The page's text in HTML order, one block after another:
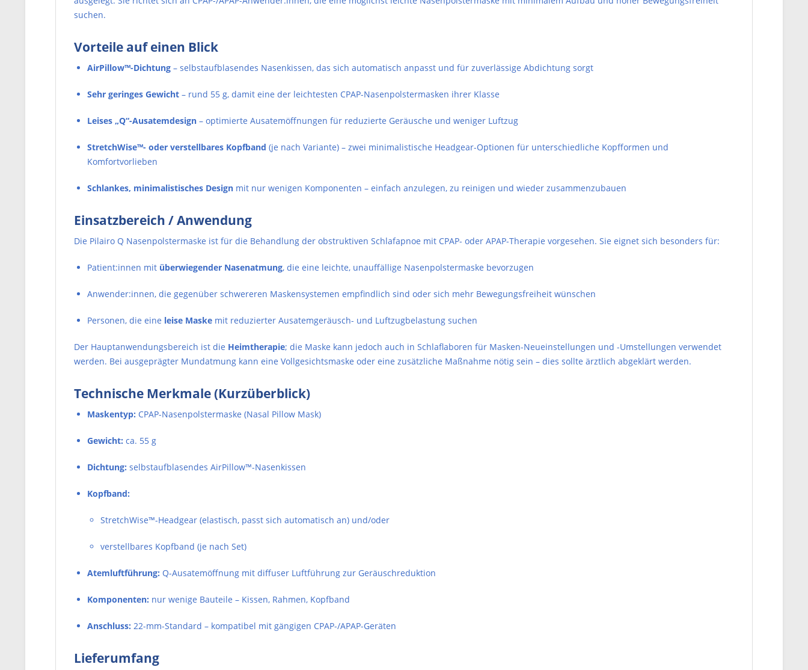
suchen.
Vorteile auf einen Blick
AirPillow™-Dichtung – selbstaufblasendes Nasenkissen, das sich automatisch anpasst und für zuverlässige Abdichtung sorgt
Sehr geringes Gewicht – rund 55 g, damit eine der leichtesten CPAP-Nasenpolstermasken ihrer Klasse
Leises „Q“-Ausatemdesign – optimierte Ausatemöffnungen für reduzierte Geräusche und weniger Luftzug
StretchWise™- oder verstellbares Kopfband (je nach Variante) – zwei minimalistische Headgear-Optionen für unterschiedliche Kopfformen und
Komfortvorlieben
Schlankes, minimalistisches Design mit nur wenigen Komponenten – einfach anzulegen, zu reinigen und wieder zusammenzubauen
Einsatzbereich / Anwendung
Die Pilairo Q Nasenpolstermaske ist für die Behandlung der obstruktiven Schlafapnoe mit CPAP- oder APAP-Therapie vorgesehen. Sie eignet sich besonders für:
Patient:innen mit überwiegender Nasenatmung, die eine leichte, unauffällige Nasenpolstermaske bevorzugen
Anwender:innen, die gegenüber schwereren Maskensystemen empfindlich sind oder sich mehr Bewegungsfreiheit wünschen
Personen, die eine leise Maske mit reduzierter Ausatemgeräusch- und Luftzugbelastung suchen
Der Hauptanwendungsbereich ist die Heimtherapie; die Maske kann jedoch auch in Schlaflaboren für Masken-Neueinstellungen und -Umstellungen verwendet
werden. Bei ausgeprägter Mundatmung kann eine Vollgesichtsmaske oder eine zusätzliche Maßnahme nötig sein – dies sollte ärztlich abgeklärt werden.
Technische Merkmale (Kurzüberblick)
Maskentyp: CPAP-Nasenpolstermaske (Nasal Pillow Mask)
Gewicht: ca. 55 g
Dichtung: selbstaufblasendes AirPillow™-Nasenkissen
Kopfband:
StretchWise™-Headgear (elastisch, passt sich automatisch an) und/oder
verstellbares Kopfband (je nach Set)
Atemluftführung: Q-Ausatemöffnung mit diffuser Luftführung zur Geräuschreduktion
Komponenten: nur wenige Bauteile – Kissen, Rahmen, Kopfband
Anschluss: 22-mm-Standard – kompatibel mit gängigen CPAP-/APAP-Geräten
Lieferumfang